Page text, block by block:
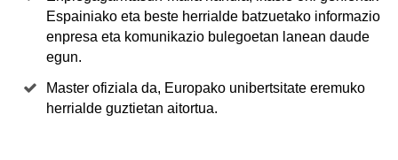
Espainiako eta beste herrialde batzuetako informazio
enpresa eta komunikazio bulegoetan lanean daude
egun.
Master ofiziala da, Europako unibertsitate eremuko
herrialde guztietan aitortua.